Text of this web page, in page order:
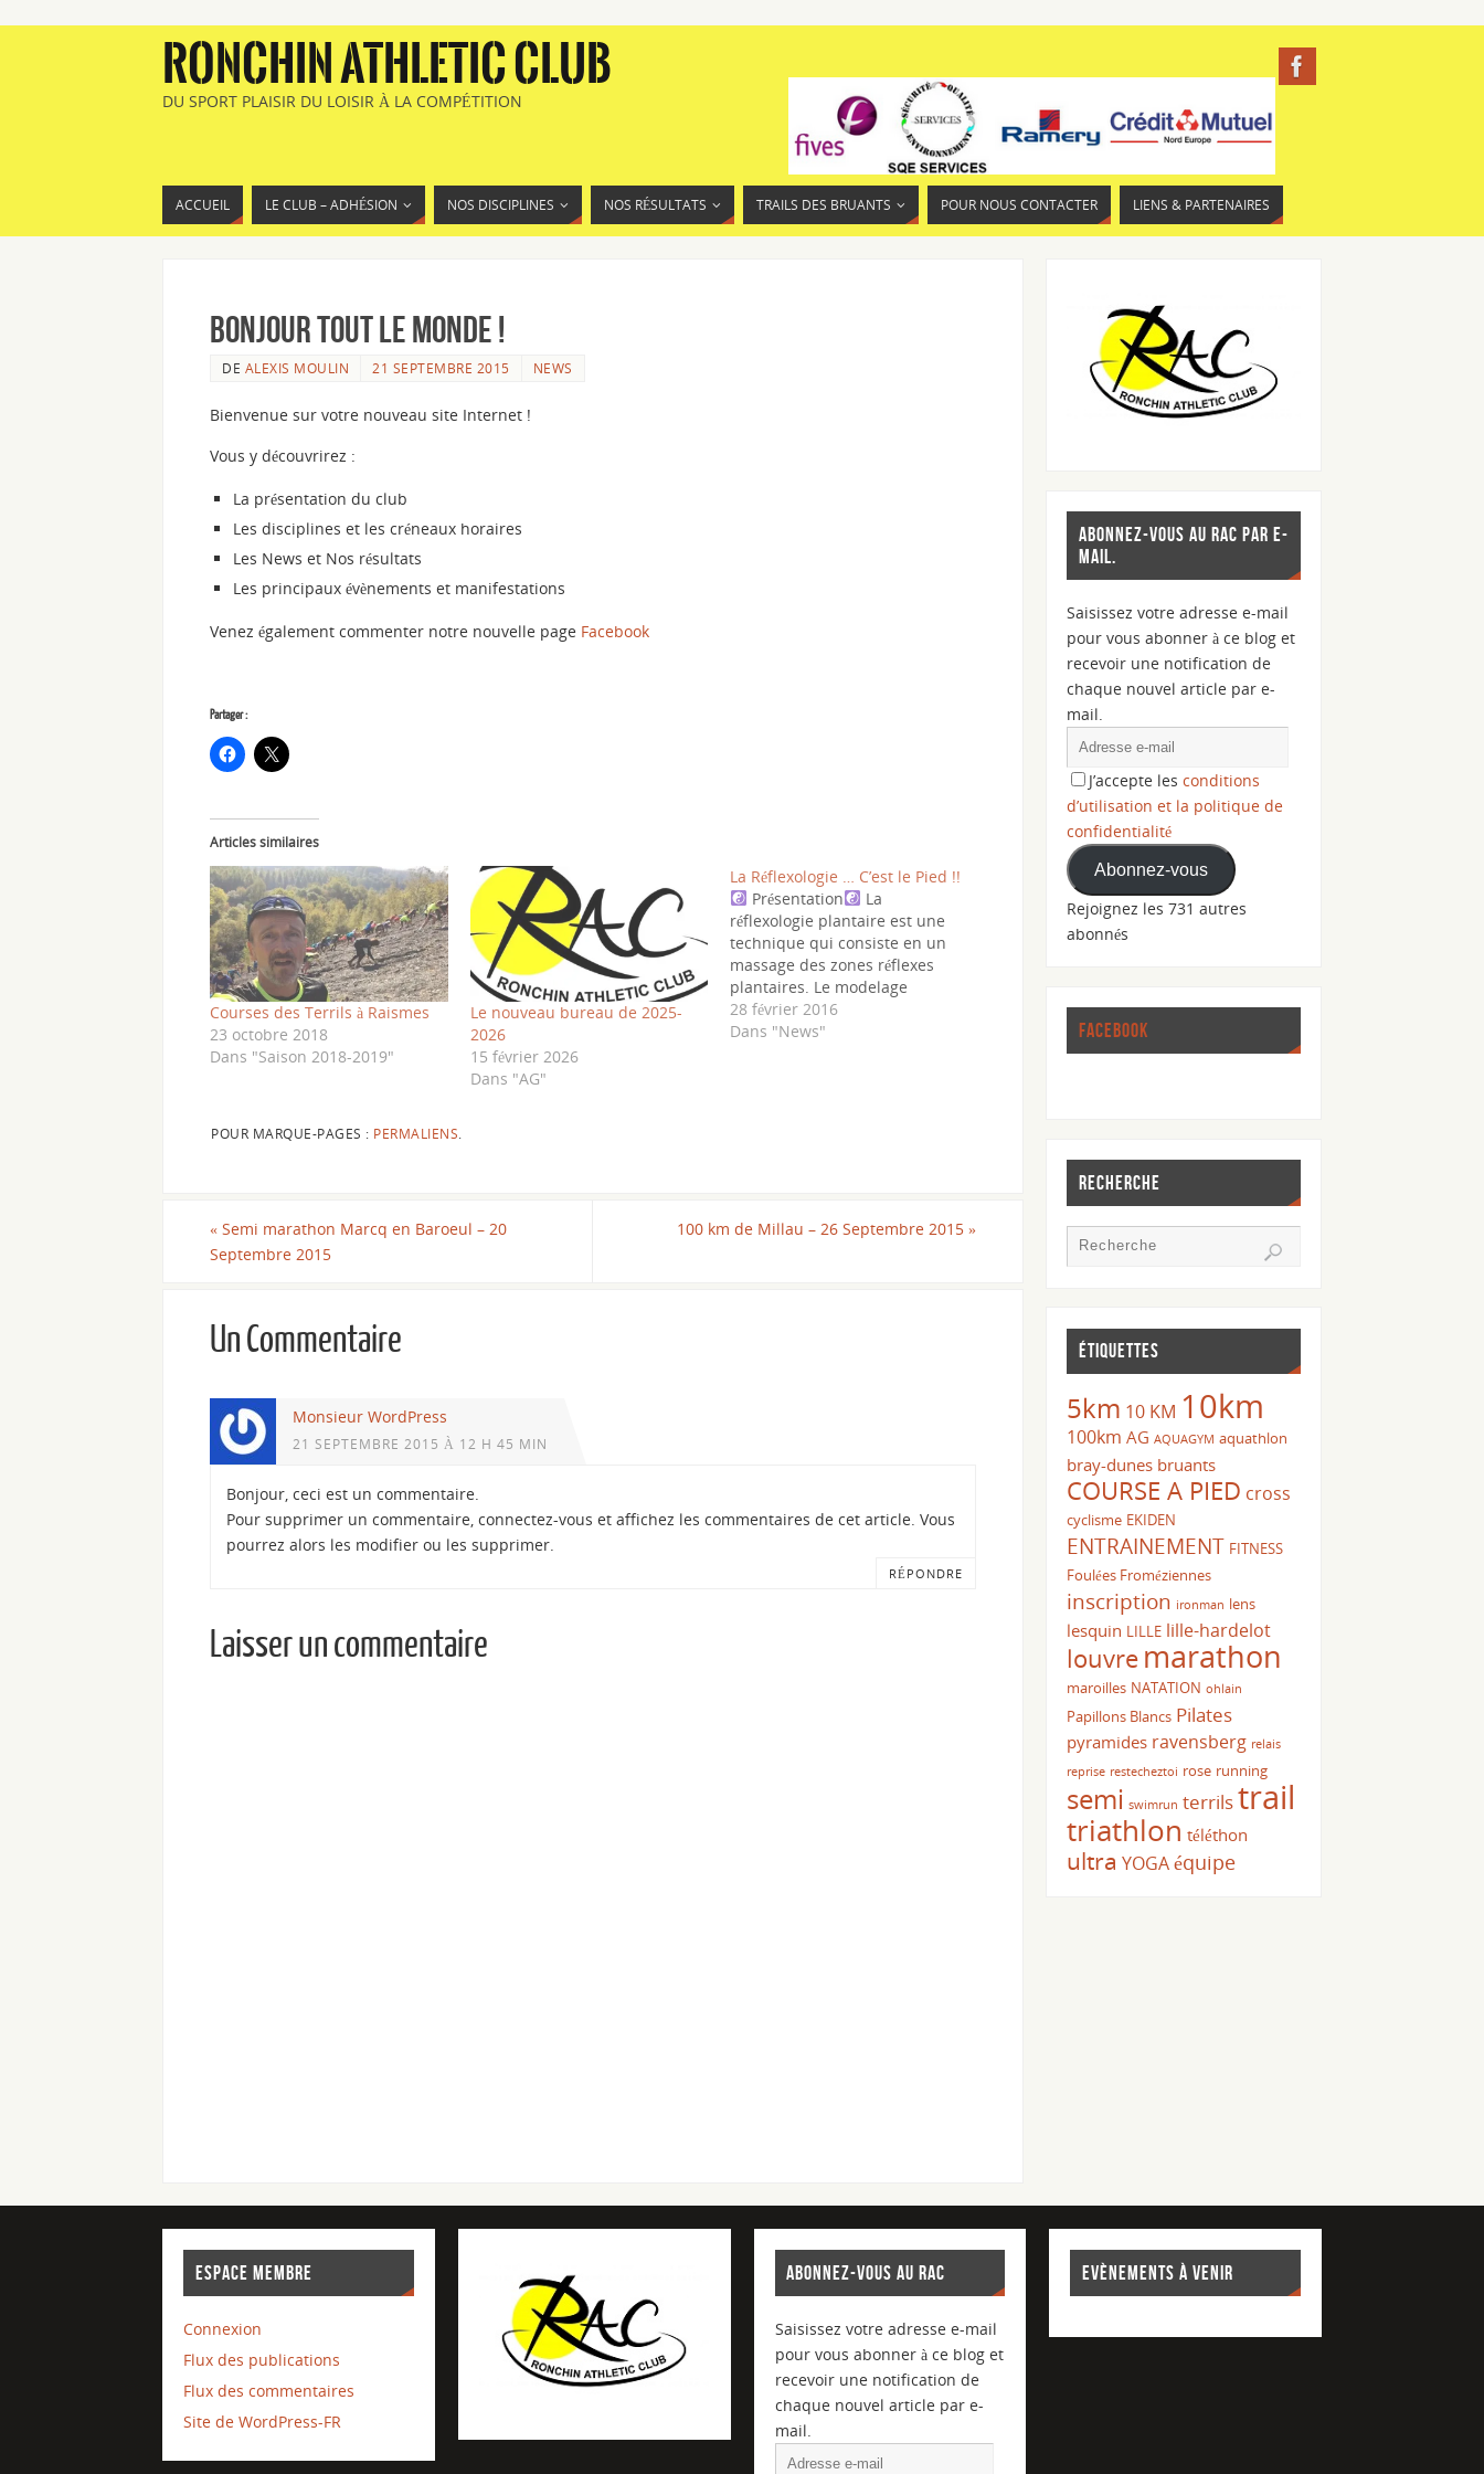
RONCHIN ATHLETIC CLUB
DU SPORT PLAISIR DU LOISIR À LA COMPÉTITION
ACCUEIL LE CLUB – ADHÉSION NOS DISCIPLINES NOS RÉSULTATS TRAILS DES BRUANTS POUR NOUS CONTACTER LIENS & PARTENAIRES
Bonjour tout le monde !
DE ALEXIS MOULIN 21 SEPTEMBRE 2015 NEWS
Bienvenue sur votre nouveau site Internet !
Vous y découvrirez :
La présentation du club
Les disciplines et les créneaux horaires
Les News et Nos résultats
Les principaux évènements et manifestations
Venez également commenter notre nouvelle page Facebook
Partager :
Articles similaires
Courses des Terrils à Raismes
23 octobre 2018
Dans "Saison 2018-2019"
Le nouveau bureau de 2025-
2026
15 février 2026
Dans "AG"
La Réflexologie … C’est le Pied !!
Présentation
La
réflexologie plantaire est une
technique qui consiste en un
massage des zones réflexes
plantaires. Le modelage
énergétique chinois consiste à
masser par acupression des
28 février 2016
Dans "News"
POUR MARQUE-PAGES : PERMALIENS
« Semi marathon Marcq en Baroeul – 20
Septembre 2015
100 km de Millau – 26 Septembre 2015 »
Un Commentaire
Monsieur WordPress
21 SEPTEMBRE 2015 À 12 H 45 MIN
Bonjour, ceci est un commentaire.
Pour supprimer un commentaire, connectez-vous et affichez les commentaires de cet article. Vous
pourrez alors les modifier ou les supprimer.
RÉPONDRE
Laisser un commentaire
ABONNEZ-VOUS AU RAC PAR E-
MAIL.
Saisissez votre adresse e-mail
pour vous abonner à ce blog et
recevoir une notification de
chaque nouvel article par e-
mail.
J’accepte lesconditions
d’utilisation et la politique de
confidentialité
Abonnez-vous
Rejoignez les 731 autres
abonnés
FACEBOOK
RECHERCHE
ÉTIQUETTES
5km 10 KM 10km
100km AG AQUAGYM aquathlon
bray-dunes bruants
COURSE A PIED cross
cyclisme EKIDEN
ENTRAINEMENT FITNESS
Foulées Froméziennes
inscription ironman lens
lesquin LILLE lille-hardelot
louvre marathon
maroilles NATATION ohlain
Papillons Blancs Pilates
pyramides ravensberg relais
reprise restecheztoi rose running
semi swimrun terrilstrail
triathlon téléthon
ultra YOGAéquipe
ESPACE MEMBRE
Connexion
Flux des publications
Flux des commentaires
Site de WordPress-FR
ABONNEZ-VOUS AU RAC
Saisissez votre adresse e-mail
pour vous abonner à ce blog et
recevoir une notification de
chaque nouvel article par e-
mail.
EVÈNEMENTS À VENIR